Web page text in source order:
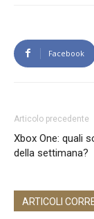
Facebook
Articolo precedente
Xbox One: quali
della settimana?
ARTICOLI